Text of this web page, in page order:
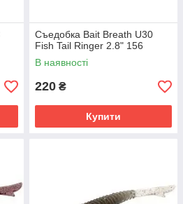
Съедобка Bait Breath U30
Fish Tail Ringer 2.8" 156
В наявності
220 ₴
Купити